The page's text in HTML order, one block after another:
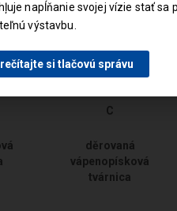
C
děrovaná
vápenopísková
tvárnica
napĺňanie svojej vízie stať sa
výstavbu.
si tlačovú správu